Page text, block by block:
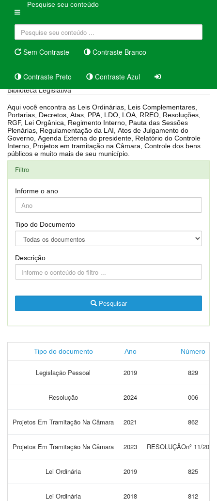
Pesquise seu conteúdo
Sem Contraste Contraste Branco
Contraste Preto Contraste Azul
Biblioteca Legislativa
Aqui você encontra as Leis Ordinárias, Leis Complementares,
Portarias, Decretos, Atas, PPA, LDO, LOA, RREO, Resoluções,
RGF, Lei Orgânica, Regimento Interno, Pauta das Sessões
Plenárias, Regulamentação da LAI, Atos de Julgamento do
Governo, Agenda Externa do presidente, Relatório do Controle
Interno, Projetos em tramitação na Câmara, Controle dos bens
públicos e muito mais de seu município.
Filtro
Informe o ano
Tipo do Documento
Descrição
Pesquisar
Tipo do documento Ano Número
Legislação Pessoal 2019 829
Resolução 2024 006
Projetos Em Tramitação Na Câmara 2021 862
Projetos Em Tramitação Na Câmara 2023 RESOLUÇÂOnº 11/
Lei Ordinária 2019 825
Lei Ordinária 2018 812